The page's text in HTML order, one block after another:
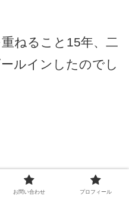
ねること15年、二
ルインしたのでし
て20年、合計35
お問い合わせ プロフィール